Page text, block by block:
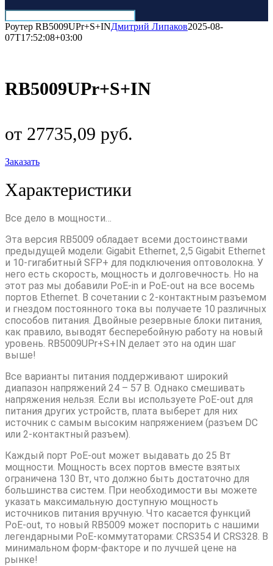
Роутер RB5009UPr+S+INДмитрий Липаков2025-08-
07T17:52:08+03:00
RB5009UPr+S+IN
от 27735,09 руб.
Заказать
Характеристики
Все дело в мощности…
Эта версия RB5009 обладает всеми достоинствами
предыдущей модели: Gigabit Ethernet, 2,5 Gigabit Ethernet
и 10-гигабитный SFP+ для подключения оптоволокна. У
него есть скорость, мощность и долговечность. Но на
этот раз мы добавили PoE-in и PoE-out на все восемь
портов Ethernet. В сочетании с 2-контактным разъемом
и гнездом постоянного тока вы получаете 10 различных
способов питания. Двойные резервные блоки питания,
как правило, выводят бесперебойную работу на новый
уровень. RB5009UPr+S+IN делает это на один шаг
выше!
Все варианты питания поддерживают широкий
диапазон напряжений 24 – 57 В. Однако смешивать
напряжения нельзя. Если вы используете PoE-out для
питания других устройств, плата выберет для них
источник с самым высоким напряжением (разъем DC
или 2-контактный разъем).
Каждый порт PoE-out может выдавать до 25 Вт
мощности. Мощность всех портов вместе взятых
ограничена 130 Вт, что должно быть достаточно для
большинства систем. При необходимости вы можете
указать максимальную доступную мощность
источников питания вручную. Что касается функций
PoE-out, то новый RB5009 может поспорить с нашими
легендарными PoE-коммутаторами: CRS354 И CRS328. В
минимальном форм-факторе и по лучшей цене на
рынке!